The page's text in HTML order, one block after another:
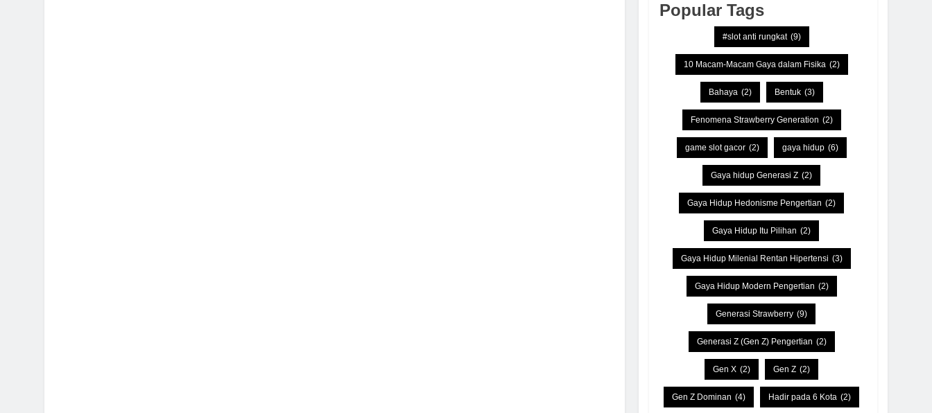
Popular Tags
#slot anti rungkat (9)
10 Macam-Macam Gaya dalam Fisika (2)
Bahaya (2) Bentuk (3)
Fenomena Strawberry Generation (2)
game slot gacor (2) gaya hidup (6)
Gaya hidup Generasi Z (2)
Gaya Hidup Hedonisme Pengertian (2)
Gaya Hidup Itu Pilihan (2)
Gaya Hidup Milenial Rentan Hipertensi (3)
Gaya Hidup Modern Pengertian (2)
Generasi Strawberry (9)
Generasi Z (Gen Z) Pengertian (2)
Gen X (2) Gen Z (2)
Gen Z Dominan (4) Hadir pada 6 Kota (2)